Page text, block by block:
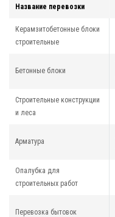
Название перевозки
Керамзитобетонные блоки
строительные
Бетонные блоки
Строительные конструкции
и леса
Арматура
Опалубка для
строительных работ
Перевозка бытовок